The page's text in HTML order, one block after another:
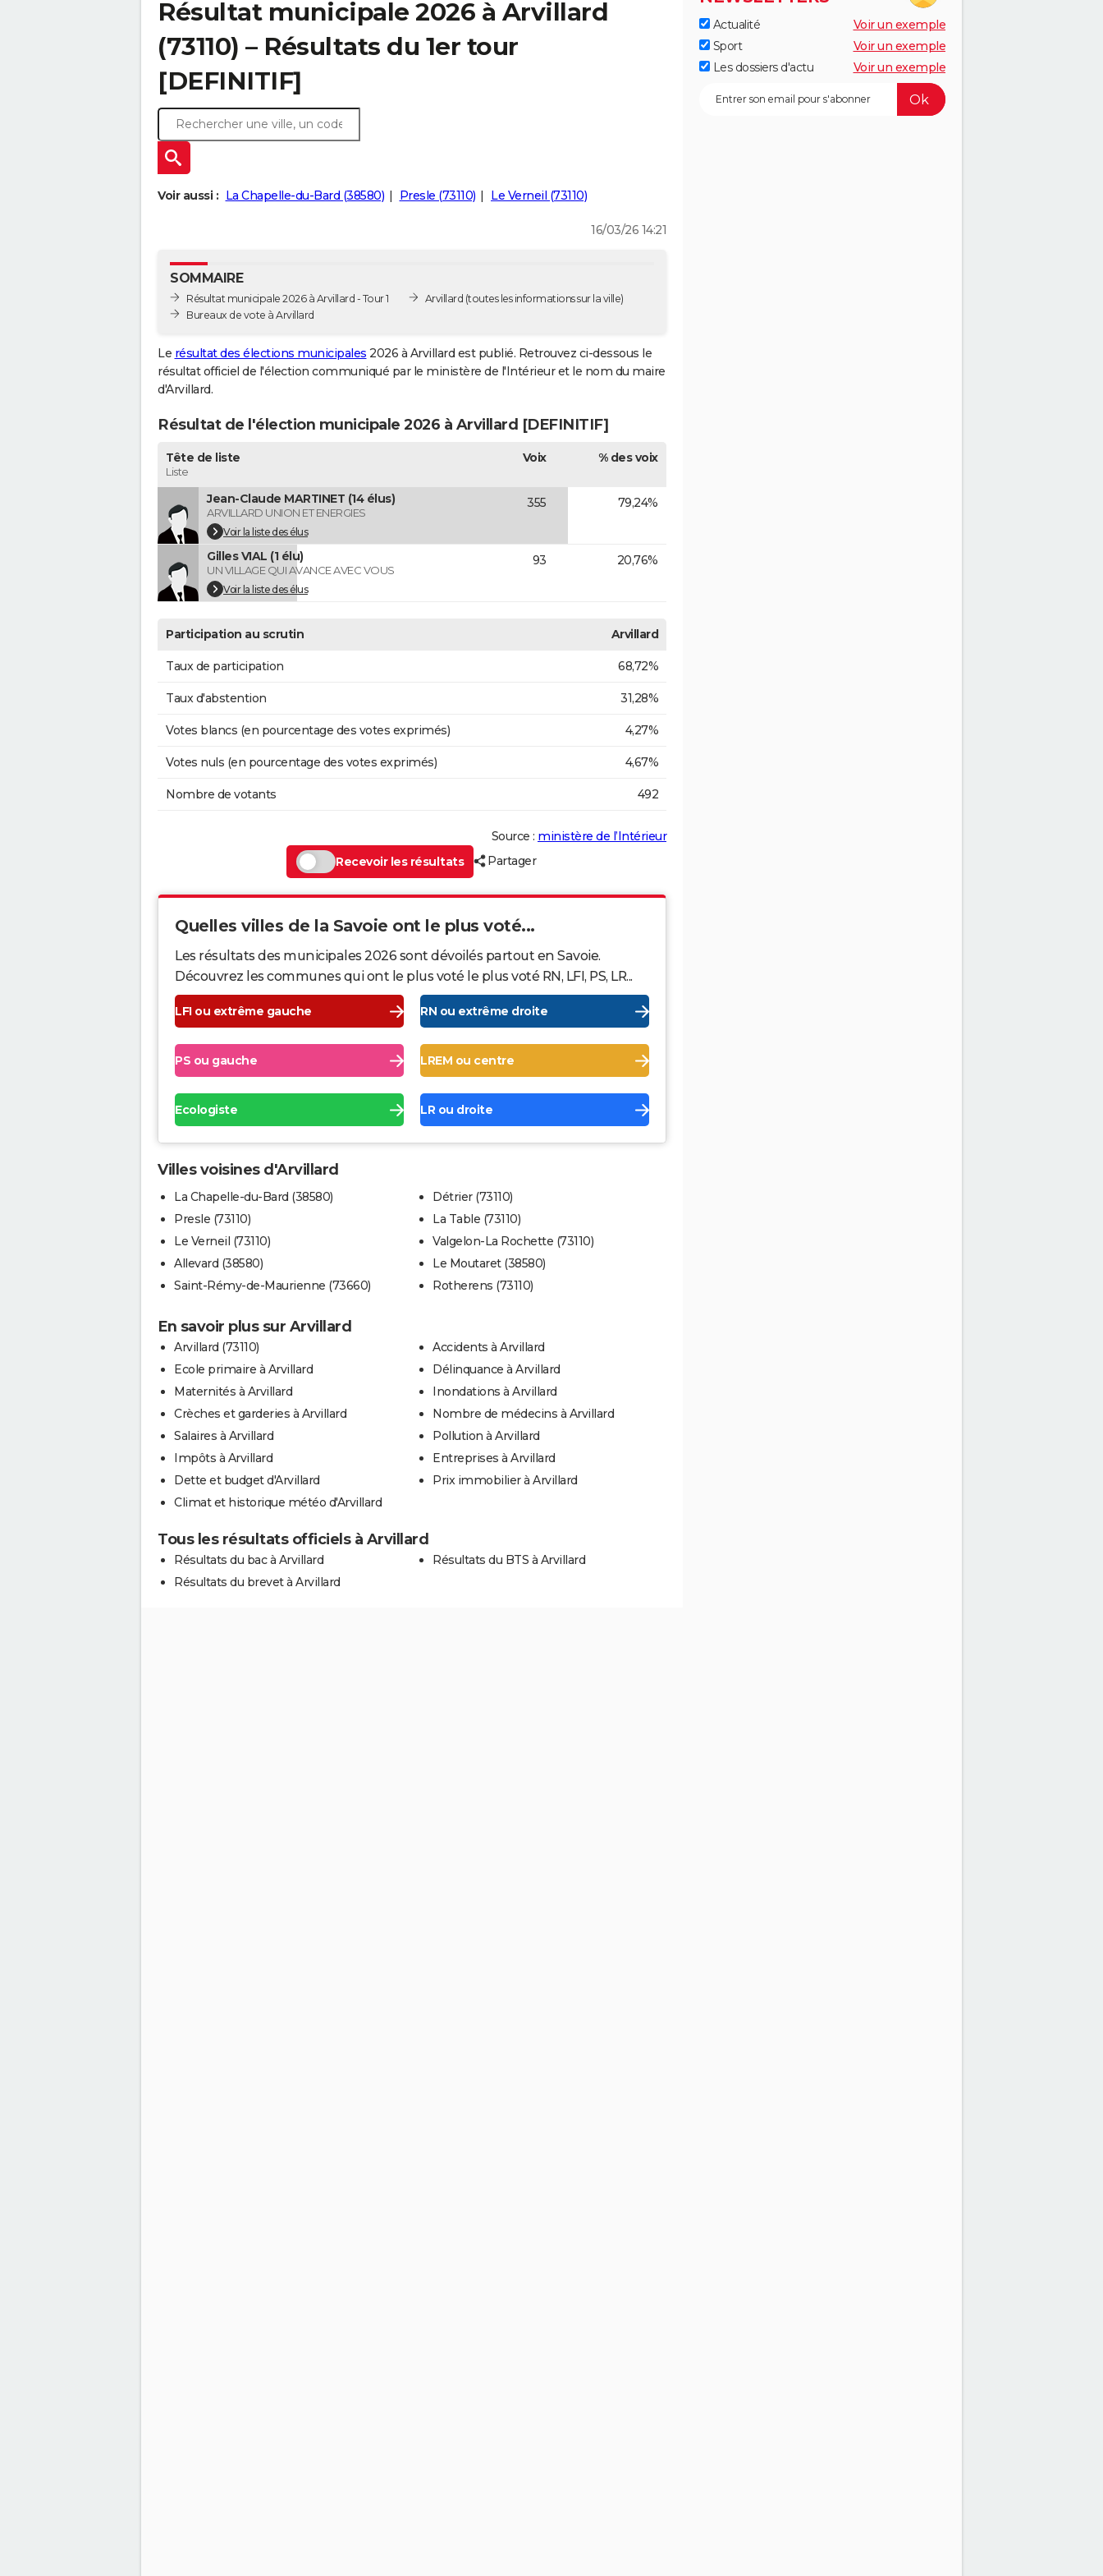
Résultat municipale 2026 à Arvillard
(73110) – Résultats du 1er tour
[DEFINITIF]
Voir aussi : La Chapelle-du-Bard (38580) Presle (73110) Le Verneil (73110)
16/03/26 14:21
SOMMAIRE
Résultat municipale 2026 à Arvillard - Tour 1
Bureaux de vote à Arvillard
Arvillard (toutes les informations sur la ville)
Le résultat des élections municipales 2026 à Arvillard est publié. Retrouvez ci-dessous le
résultat officiel de l'élection communiqué par le ministère de l'Intérieur et le nom du maire
d'Arvillard.
Résultat de l'élection municipale 2026 à Arvillard [DEFINITIF]
Tête de liste
Liste
Voix % des voix
Jean-Claude MARTINET (14 élus)
ARVILLARD UNION ET ENERGIES
Voir la liste des élus
355 79,24%
Gilles VIAL (1 élu)
UN VILLAGE QUI AVANCE AVEC VOUS
Voir la liste des élus
93 20,76%
Participation au scrutin Arvillard
Taux de participation 68,72%
Taux d'abstention 31,28%
Votes blancs (en pourcentage des votes exprimés) 4,27%
Votes nuls (en pourcentage des votes exprimés) 4,67%
Nombre de votants 492
Source : ministère de l’Intérieur
Recevoir les résultats
Partager
Quelles villes de la Savoie ont le plus voté...
Les résultats des municipales 2026 sont dévoilés partout en Savoie.
Découvrez les communes qui ont le plus voté le plus voté RN, LFI, PS, LR...
LFI ou extrême gauche RN ou extrême droite
PS ou gauche LREM ou centre
Ecologiste LR ou droite
Villes voisines d'Arvillard
La Chapelle-du-Bard (38580)
Presle (73110)
Le Verneil (73110)
Allevard (38580)
Saint-Rémy-de-Maurienne (73660)
Détrier (73110)
La Table (73110)
Valgelon-La Rochette (73110)
Le Moutaret (38580)
Rotherens (73110)
En savoir plus sur Arvillard
Arvillard (73110)
Ecole primaire à Arvillard
Maternités à Arvillard
Crèches et garderies à Arvillard
Salaires à Arvillard
Impôts à Arvillard
Dette et budget d'Arvillard
Climat et historique météo d'Arvillard
Accidents à Arvillard
Délinquance à Arvillard
Inondations à Arvillard
Nombre de médecins à Arvillard
Pollution à Arvillard
Entreprises à Arvillard
Prix immobilier à Arvillard
Tous les résultats officiels à Arvillard
Résultats du bac à Arvillard
Résultats du brevet à Arvillard
Résultats du BTS à Arvillard
Actualité
Voir un exemple
Sport
Voir un exemple
Les dossiers d'actu
Voir un exemple